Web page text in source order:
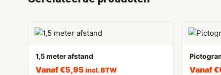
1,5 meter afstand
Vanaf€5,95 incl. BTW Vanaf€